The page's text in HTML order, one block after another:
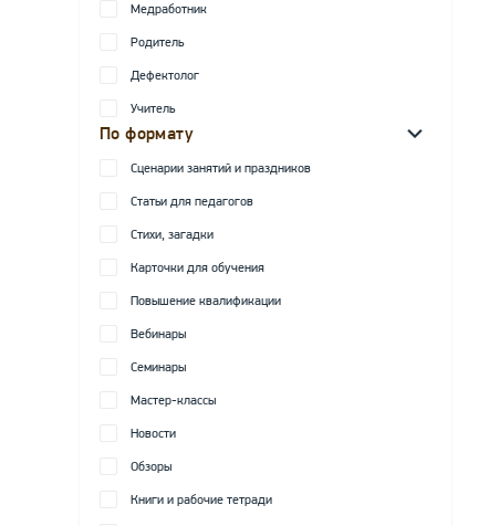
Медработник
Родитель
Дефектолог
Учитель
По формату
Сценарии занятий и праздников
Статьи для педагогов
Стихи, загадки
Карточки для обучения
Повышение квалификации
Вебинары
Семинары
Мастер-классы
Новости
Обзоры
Книги и рабочие тетради